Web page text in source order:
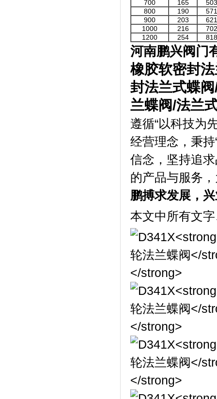
700
165
503
800
190
571
900
203
621
1000
216
702
1200
254 818
河南鹏兴阀门
橡胶软密封
封法兰式蝶阀
兰蝶阀/法兰
遵循“以科技为
经营理念，秉持
信念，坚持追
的产品与服务
鹏搏求发展，
本文中所有文